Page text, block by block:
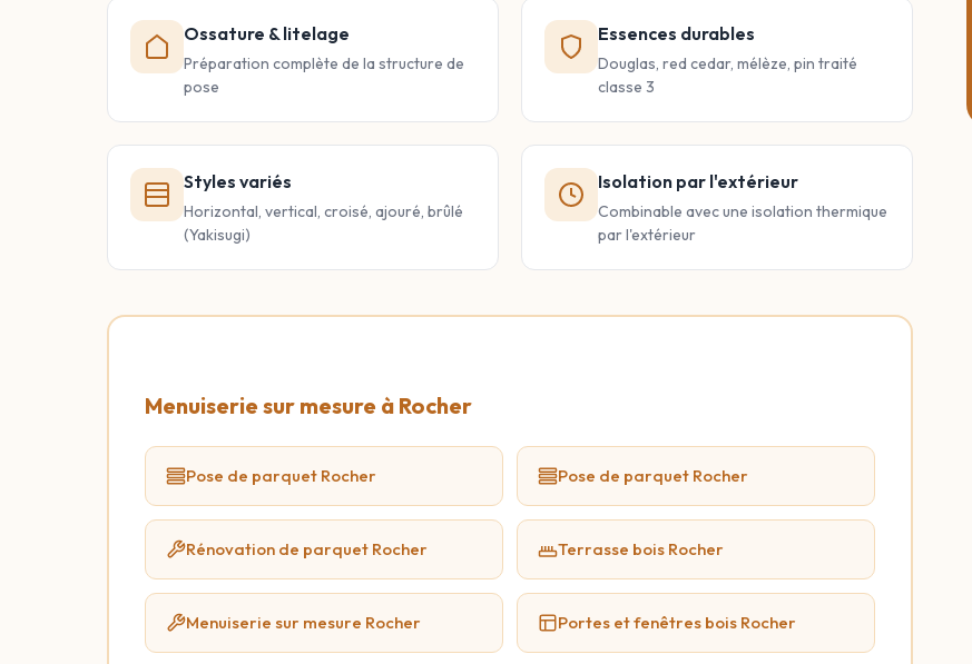
Ossature & litelage
Préparation complète de la structure de
pose
Essences durables
Douglas, red cedar, mélèze, pin traité
classe 3
Styles variés
Horizontal, vertical, croisé, ajouré, brûlé
(Yakisugi)
Isolation par l'extérieur
Combinable avec une isolation thermique
par l'extérieur
Menuiserie sur mesure à Rocher
Pose de parquet Rocher Pose de parquet Rocher
Rénovation de parquet Rocher Terrasse bois Rocher
Menuiserie sur mesure Rocher Portes et fenêtres bois Rocher